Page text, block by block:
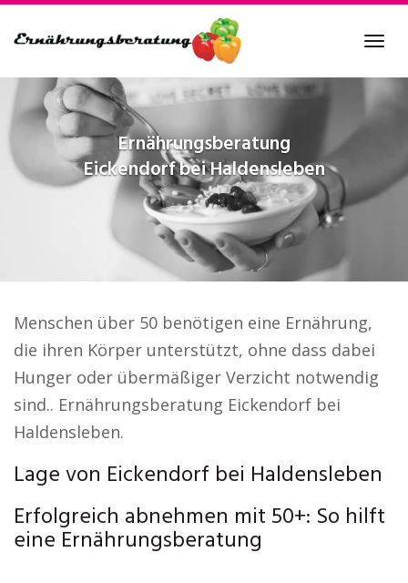
to
content
Ernährungsberatung
Eickendorf bei Haldensleben
Menschen über 50 benötigen eine Ernährung,
die ihren Körper unterstützt, ohne dass dabei
Hunger oder übermäßiger Verzicht notwendig
sind.. Ernährungsberatung Eickendorf bei
Haldensleben.
Lage von Eickendorf bei Haldensleben
Erfolgreich abnehmen mit 50+: So hilft
eine Ernährungsberatung